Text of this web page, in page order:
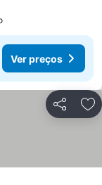
Ver preços
Partilhar